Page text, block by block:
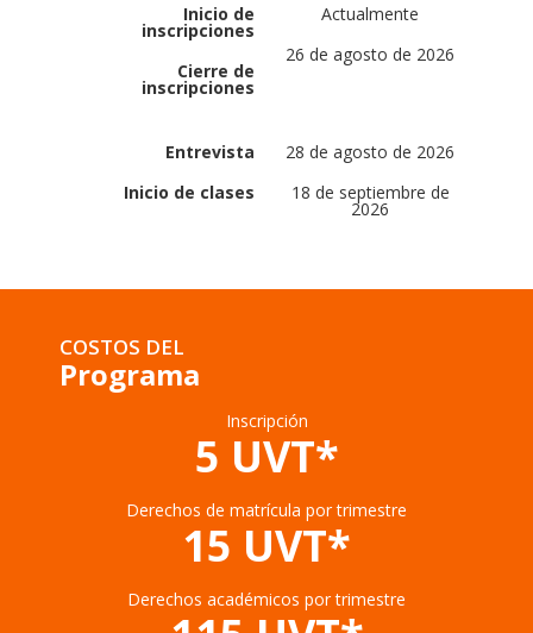
Inicio de
inscripciones
Cierre de
inscripciones
Actualmente
26 de agosto de 2026
Entrevista
Inicio de clases
28 de agosto de 2026
18 de septiembre de
2026
COSTOS DEL
Programa
Inscripción
5 UVT*
Derechos de matrícula por trimestre
15 UVT*
Derechos académicos por trimestre